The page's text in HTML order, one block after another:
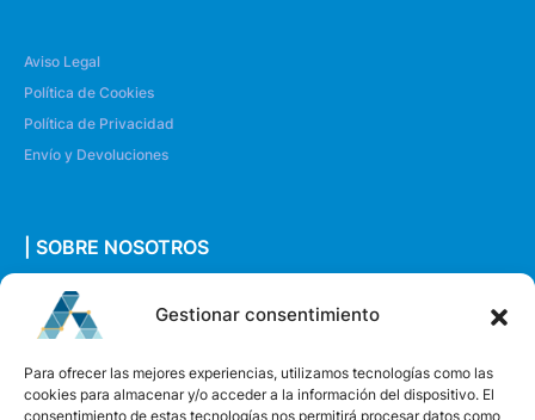
Gestionar consentimiento
Para ofrecer las mejores experiencias, utilizamos tecnologías como las
cookies para almacenar y/o acceder a la información del dispositivo. El
consentimiento de estas tecnologías nos permitirá procesar datos como
Aviso Legal
Política de Cookies
Política de Privacidad
Envío y Devoluciones
| SOBRE NOSOTROS
Quiénes somos
Envíanos un mensaje